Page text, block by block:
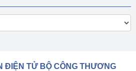
ĐIỆN TỬ BỘ CÔNG THƯƠNG